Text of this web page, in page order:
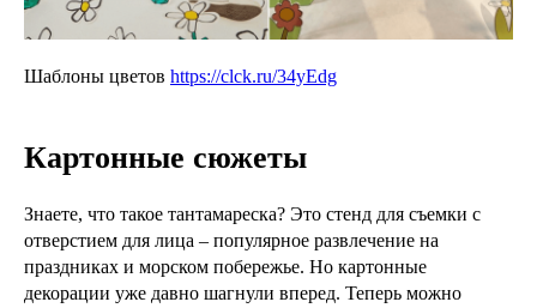
Шаблоны цветов https://clck.ru/34yEdg
Картонные сюжеты
Знаете, что такое тантамареска? Это стенд для съемки с
отверстием для лица – популярное развлечение на
праздниках и морском побережье. Но картонные
декорации уже давно шагнули вперед. Теперь можно